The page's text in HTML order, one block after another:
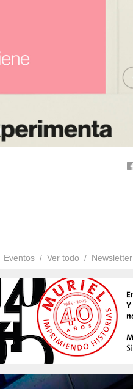
Eventos Ver todo Newsletter